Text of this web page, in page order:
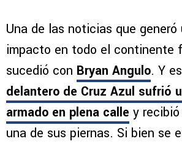
Una de las noticias que
impacto en todo el continente
sucedió con Bryan Angulo. Y
delantero de Cruz Azul sufrió
armado en plena calle y
una de sus piernas. Si bien se